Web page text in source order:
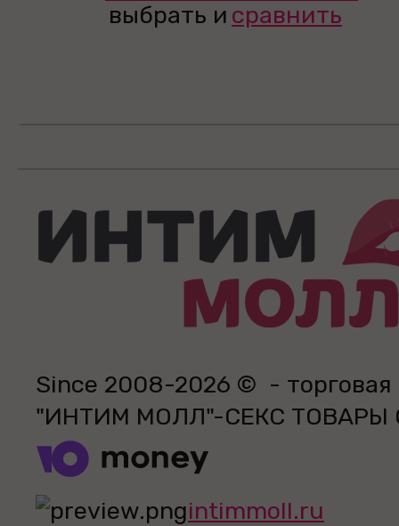
выбрать и сравнить
Since 2008-2026 © - торговая
"ИНТИМ МОЛЛ"-СЕКС
intimmoll.ru